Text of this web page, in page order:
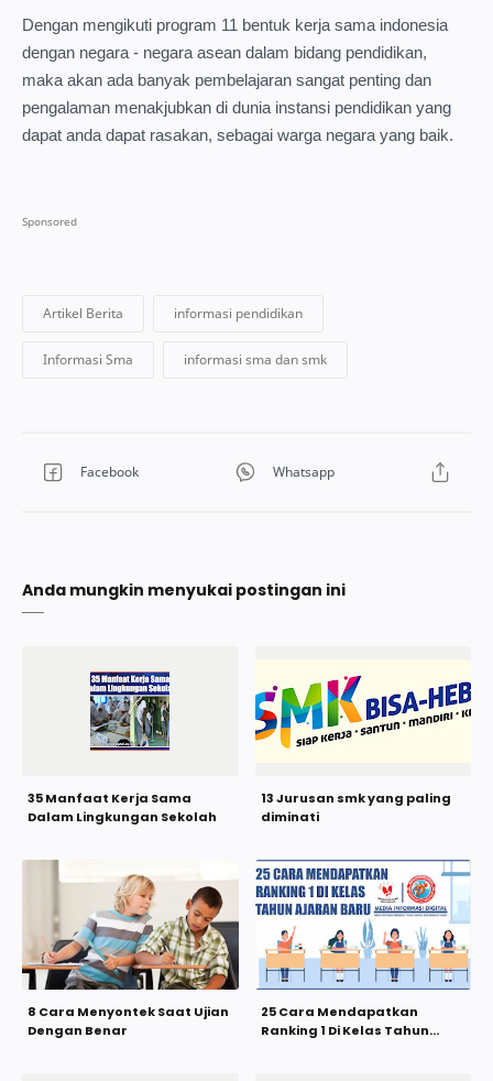
Dengan mengikuti program 11 bentuk kerja sama indonesia
dengan negara - negara asean dalam bidang pendidikan,
maka akan ada banyak pembelajaran sangat penting dan
pengalaman menakjubkan di dunia instansi pendidikan yang
dapat anda dapat rasakan, sebagai warga negara yang baik.
Anda mungkin menyukai postingan ini
35 Manfaat Kerja Sama
Dalam Lingkungan Sekolah
13 Jurusan smk yang paling
diminati
8 Cara Menyontek Saat Ujian
Dengan Benar
25 Cara Mendapatkan
Ranking 1 Di Kelas Tahun